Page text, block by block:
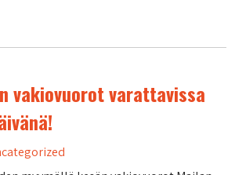
vakiovuorot varattavissa